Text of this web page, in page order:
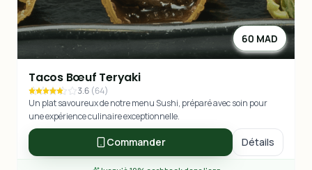
60 MAD
Tacos Bœuf Teryaki
3.6 (64)
Un plat savoureux de notre menu Sushi, préparé avec soin pour
une expérience culinaire exceptionnelle.
Commander Détails